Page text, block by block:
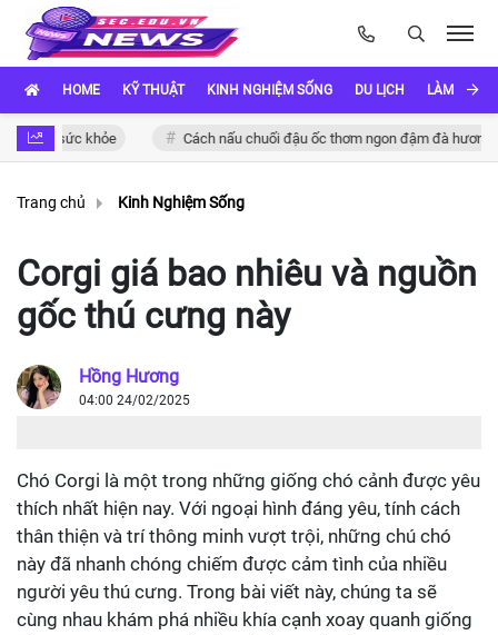
HOME KỸ THUẬT KINH NGHIỆM SỐNG DU LỊCH LÀM ĐẸP
sức khỏe Cách nấu chuối đậu ốc thơm ngon đậm đà hương vị Việt
Trang chủ Kinh Nghiệm Sống
Corgi giá bao nhiêu và nguồn
gốc thú cưng này
Hồng Hương
04:00 24/02/2025
Chó Corgi là một trong những giống chó cảnh được yêu
thích nhất hiện nay. Với ngoại hình đáng yêu, tính cách
thân thiện và trí thông minh vượt trội, những chú chó
này đã nhanh chóng chiếm được cảm tình của nhiều
người yêu thú cưng. Trong bài viết này, chúng ta sẽ
cùng nhau khám phá nhiều khía cạnh xoay quanh giống